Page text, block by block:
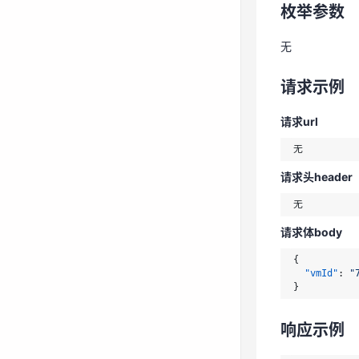
请求示例
请求url
请求头header
无
请求体body
{
}
响应示例
{
枚举参数
无
请求示例
请求url
无
请求头header
无
请求体body
{
"vmId" :
}
响应示例